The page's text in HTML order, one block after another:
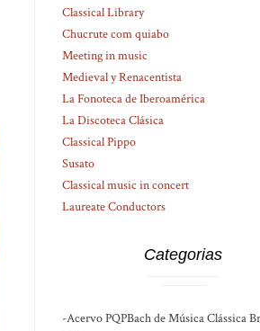
Classical Library
Chucrute com quiabo
Meeting in music
Medieval y Renacentista
La Fonoteca de Iberoamérica
La Discoteca Clásica
Classical Pippo
Susato
Classical music in concert
Laureate Conductors
Categorias
-Acervo PQPBach de Música Clássica